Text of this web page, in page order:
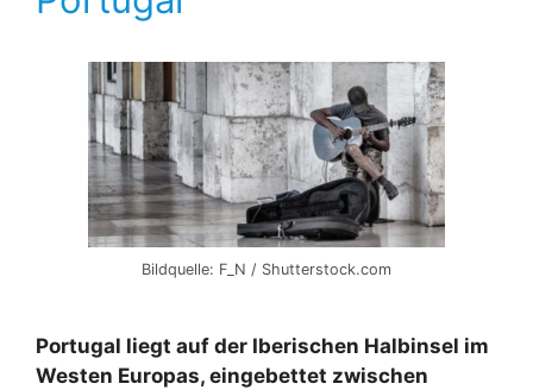
Bildquelle: F_N / Shutterstock.com
Portugal liegt auf der Iberischen Halbinsel im
Westen Europas, eingebettet zwischen